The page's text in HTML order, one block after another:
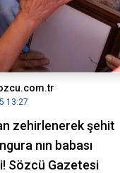
13:27
zehirlenerek şehit
nın babası
Sözcü Gazetesi